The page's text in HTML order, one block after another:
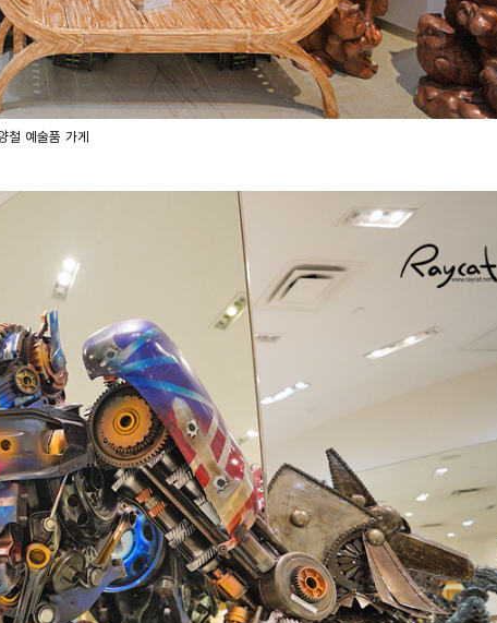
철 예술품 가게